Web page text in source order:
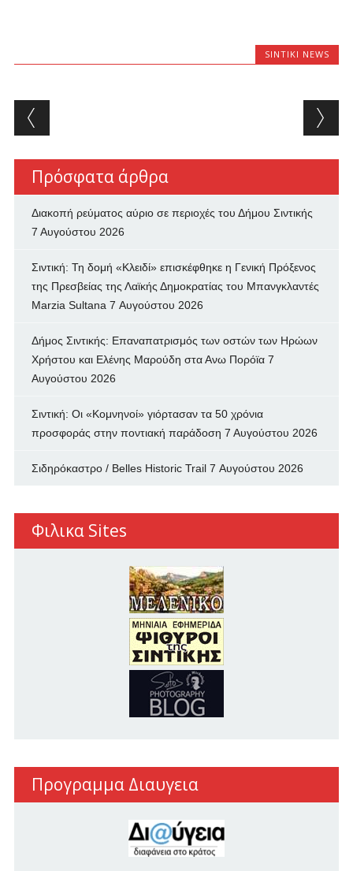
SINTIKI NEWS
Post navigation
Πρόσφατα άρθρα
Διακοπή ρεύματος αύριο σε περιοχές του Δήμου Σιντικής
7 Αυγούστου 2026
Σιντική: Τη δομή «Κλειδί» επισκέφθηκε η Γενική Πρόξενος
της Πρεσβείας της Λαϊκής Δημοκρατίας του Μπανγκλαντές
Marzia Sultana 7 Αυγούστου 2026
Δήμος Σιντικής: Επαναπατρισμός των oστών των Ηρώων
Χρήστου και Ελένης Μαρούδη στα Ανω Πορόϊα 7
Αυγούστου 2026
Σιντική: Οι «Κομνηνοί» γιόρτασαν τα 50 χρόνια
προσφοράς στην ποντιακή παράδοση 7 Αυγούστου 2026
Σιδηρόκαστρο / Belles Historic Trail 7 Αυγούστου 2026
Φιλικα Sites
Προγραμμα Διαυγεια